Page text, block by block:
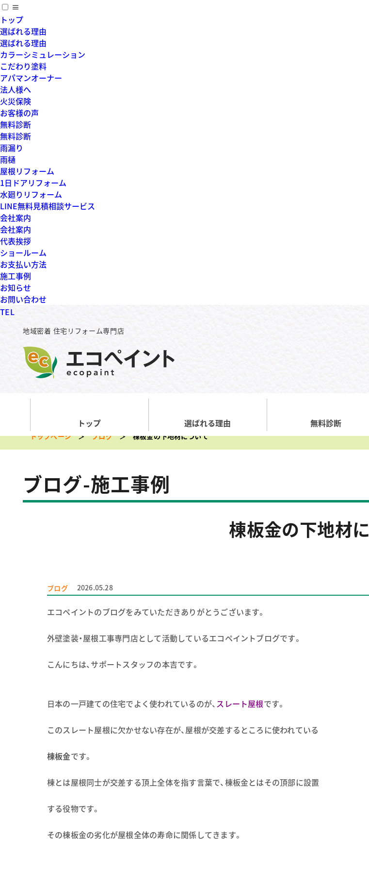
≡
トップ
選ばれる理由
選ばれる理由
カラーシミュレーション
こだわり塗料
アパマンオーナー
法人様へ
火災保険
お客様の声
無料診断
無料診断
雨漏り
雨樋
屋根リフォーム
1日ドアリフォーム
水廻りリフォーム
LINE無料見積相談サービス
会社案内
会社案内
代表挨拶
ショールーム
お支払い方法
施工事例
お知らせ
お問い合わせ
TEL
地域密着 住宅リフォーム専門店
トップ 選ばれる理由 無料診断
トップページ ブログ 棟板金の下地材について
ブログ-施工事例
棟板金の下地材
ブログ 2026.05.28
エコペイントのブログをみていただきありがとうございます。
外壁塗装・屋根工事専門店として活動しているエコペイントブログです。
こんにちは、サポートスタッフの本吉です。
日本の一戸建ての住宅でよく使われているのが、 スレート屋根です。
このスレート屋根に欠かせない存在が、屋根が交差するところに使われている
棟板金です。
棟とは屋根同士が交差する頂上全体を指す言葉で、棟板金とはその頂部に設置
する役物です。
その棟板金の劣化が屋根全体の寿命に関係してきます。